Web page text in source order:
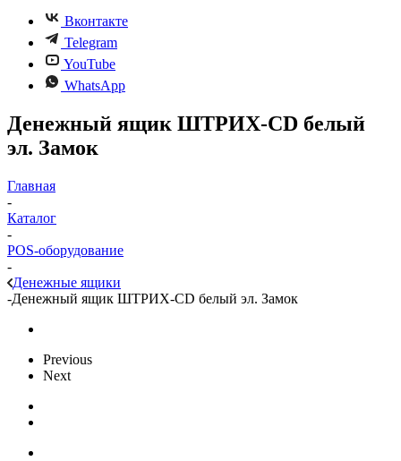
Вконтакте
Telegram
YouTube
WhatsApp
Денежный ящик ШТРИХ-CD белый
эл. Замок
Главная
-
Каталог
-
POS-оборудование
-
Денежные ящики
-Денежный ящик ШТРИХ-CD белый эл. Замок
Previous
Next